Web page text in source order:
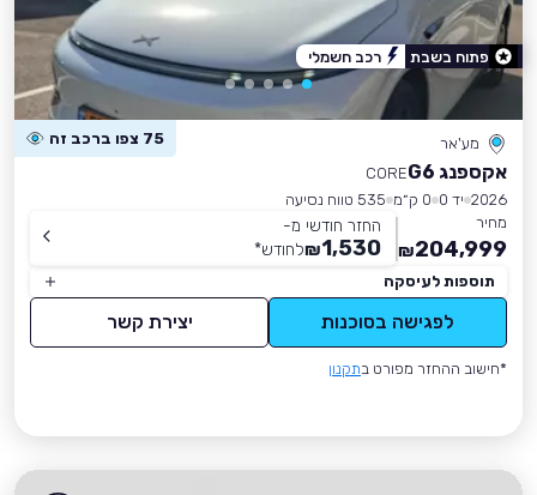
מע'אר 75 צפו ברכב זה
אקספנג G6
CORE
2026 יד 0 0 ק״מ
535 טווח נסיעה
מחיר
204,999
₪
החזר חודשי מ-
1,530
₪לחודש*
תוספות לעיסקה
לפגישה בסוכנות יצירת קשר
*חישוב ההחזר מפורט בתקנון
פתוח בשבת רכב חשמלי